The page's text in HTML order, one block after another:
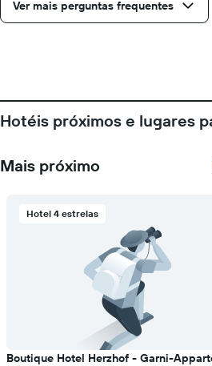
Ver mais perguntas frequentes
Hotéis próximos e lugares
Mais próximo
Hotel 4 estrelas
Boutique Hotel Herzhof - Garni-